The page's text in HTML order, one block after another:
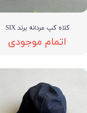
کلاه کپ مردانه برند SIX
اتمام موجودی